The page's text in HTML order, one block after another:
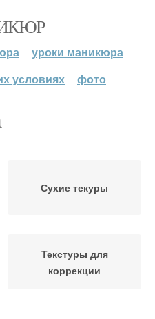
уроки маникюра
условиях
фото
Сухие текуры
Текстуры для
коррекции